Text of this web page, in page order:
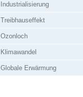
Industrialisierung
Treibhauseffekt
Ozonloch
Klimawandel
Globale Erwärmung